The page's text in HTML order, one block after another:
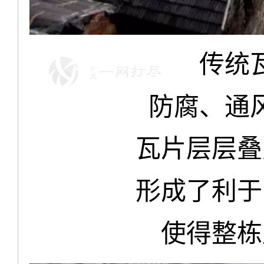
传统
防腐、通
瓦片层层
形成了利
使得整